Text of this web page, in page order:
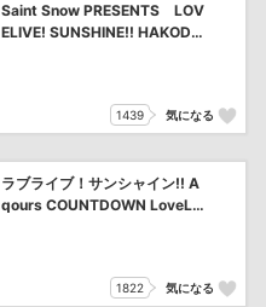
Saint Snow PRESENTS LOV
ELIVE! SUNSHINE!! HAKODA
1439 気になる
ラブライブ！サンシャイン!! A
qours COUNTDOWN LoveLiv
1822 気になる